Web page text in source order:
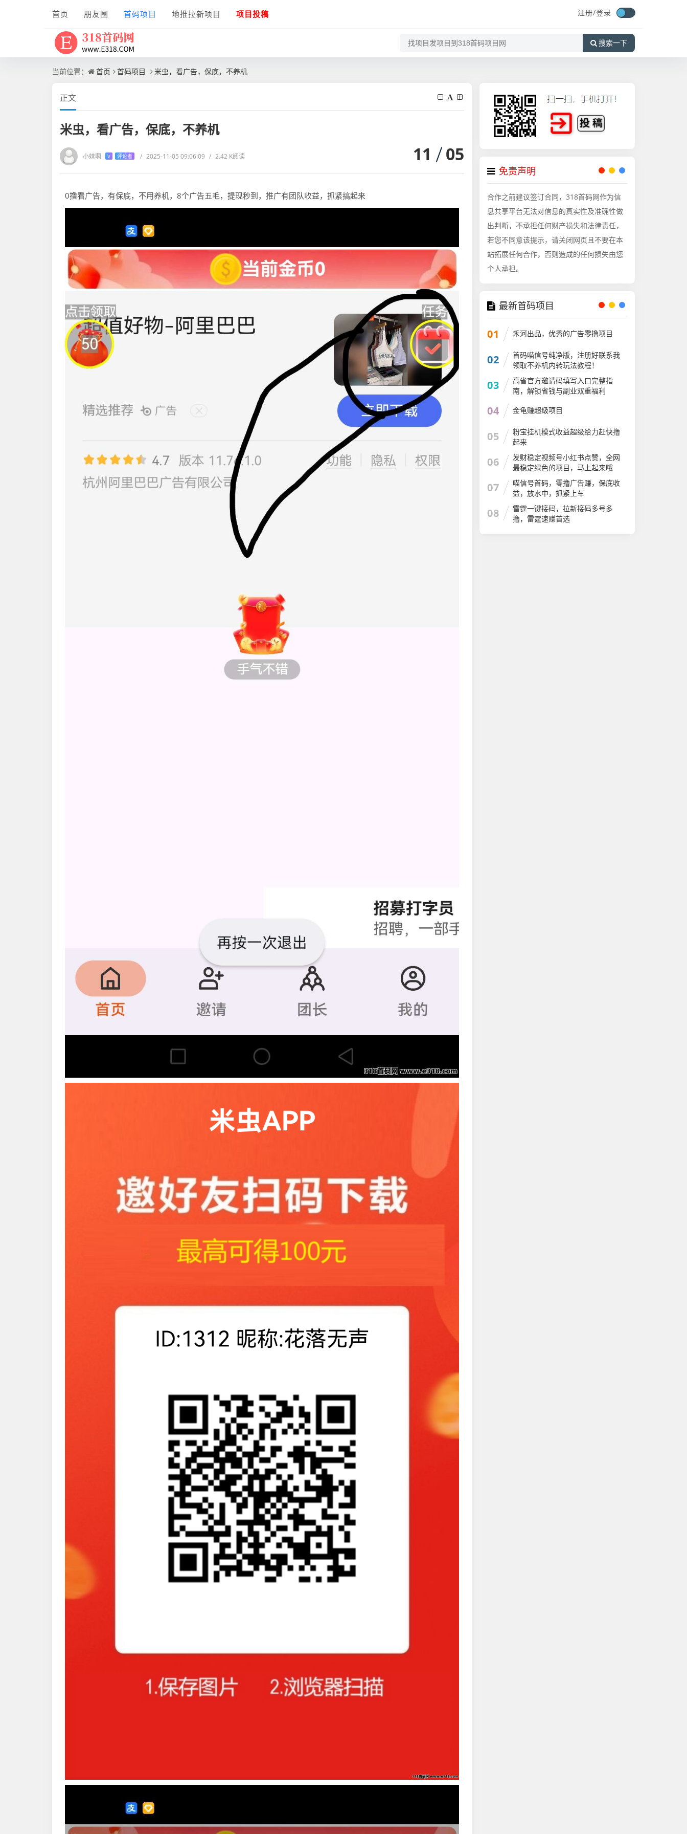
首页 朋友圈 首码项目 地推拉新项目 项目投稿 注册/登录
搜索一下
当前位置： 首页 首码项目 米虫，看广告，保底，不养机
正文
米虫，看广告，保底，不养机
小妹啊 V 评论者 / 2025-11-05 09:06:09 / 2.42 K阅读 11 05
0撸看广告，有保底，不用养机，8个广告五毛，提现秒到，推广有团队收益，抓紧搞起来
免责声明
合作之前建议签订合同，318首码网作为信
息共享平台无法对信息的真实性及准确性做
出判断，不承担任何财产损失和法律责任，
若您不同意该提示，请关闭网页且不要在本
站拓展任何合作，否则造成的任何损失由您
个人承担。
最新首码项目
01 禾河出品，优秀的广告零撸项目
02
首码喵信号纯净版，注册好联系我
领取不养机内转玩法教程！
03
高省官方邀请码填写入口完整指
南，解锁省钱与副业双重福利
04 金龟赚超级项目
05
粉宝挂机模式收益超级给力赶快撸
起来
06
发财稳定视频号小红书点赞，全网
最稳定绿色的项目，马上起来哦
07
喵信号首码，零撸广告赚，保底收
益，放水中，抓紧上车
08
雷霆一键接码，拉新接码多号多
撸，雷霆速赚首选